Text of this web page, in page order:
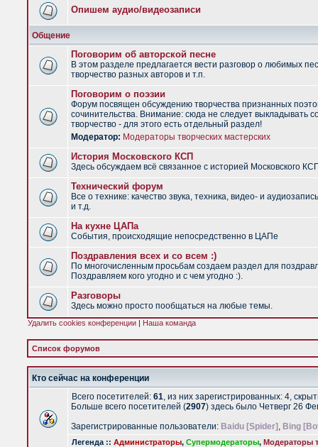
Опишем аудио/видеозаписи
Общение
Поговорим об авторской песне
В этом разделе предлагается вести разговор о любимых
творчество разных авторов и т.п.
Поговорим о поэзии
Форум посвящен обсуждению творчества признанных
сочинительства. Внимание: сюда не следует выкладывать
творчество - для этого есть отдельный раздел!
Модератор: Модераторы творческих мастерских
История Московского КСП
Здесь обсуждаем всё связанное с историей Московского
Технический форум
Все о технике: качество звука, техника, видео- и
и т.д.
На кухне ЦАПа
События, происходящие непосредственно в ЦАПе
Поздравления всех и со всем :)
По многочисленным просьбам создаем раздел для
Поздравляем кого угодно и с чем угодно :).
Разговоры
Здесь можно просто пообщаться на любые темы.
Удалить cookies конференции | Наша команда
Список форумов
Кто сейчас на конференции
Всего посетителей: 61, из них зарегистрированных: 4,
Больше всего посетителей (2907) здесь было Четверг 26
Зарегистрированные пользователи: Baidu [Spider] , Bing
Легенда :: Администраторы, Супермодераторы, Модераторы